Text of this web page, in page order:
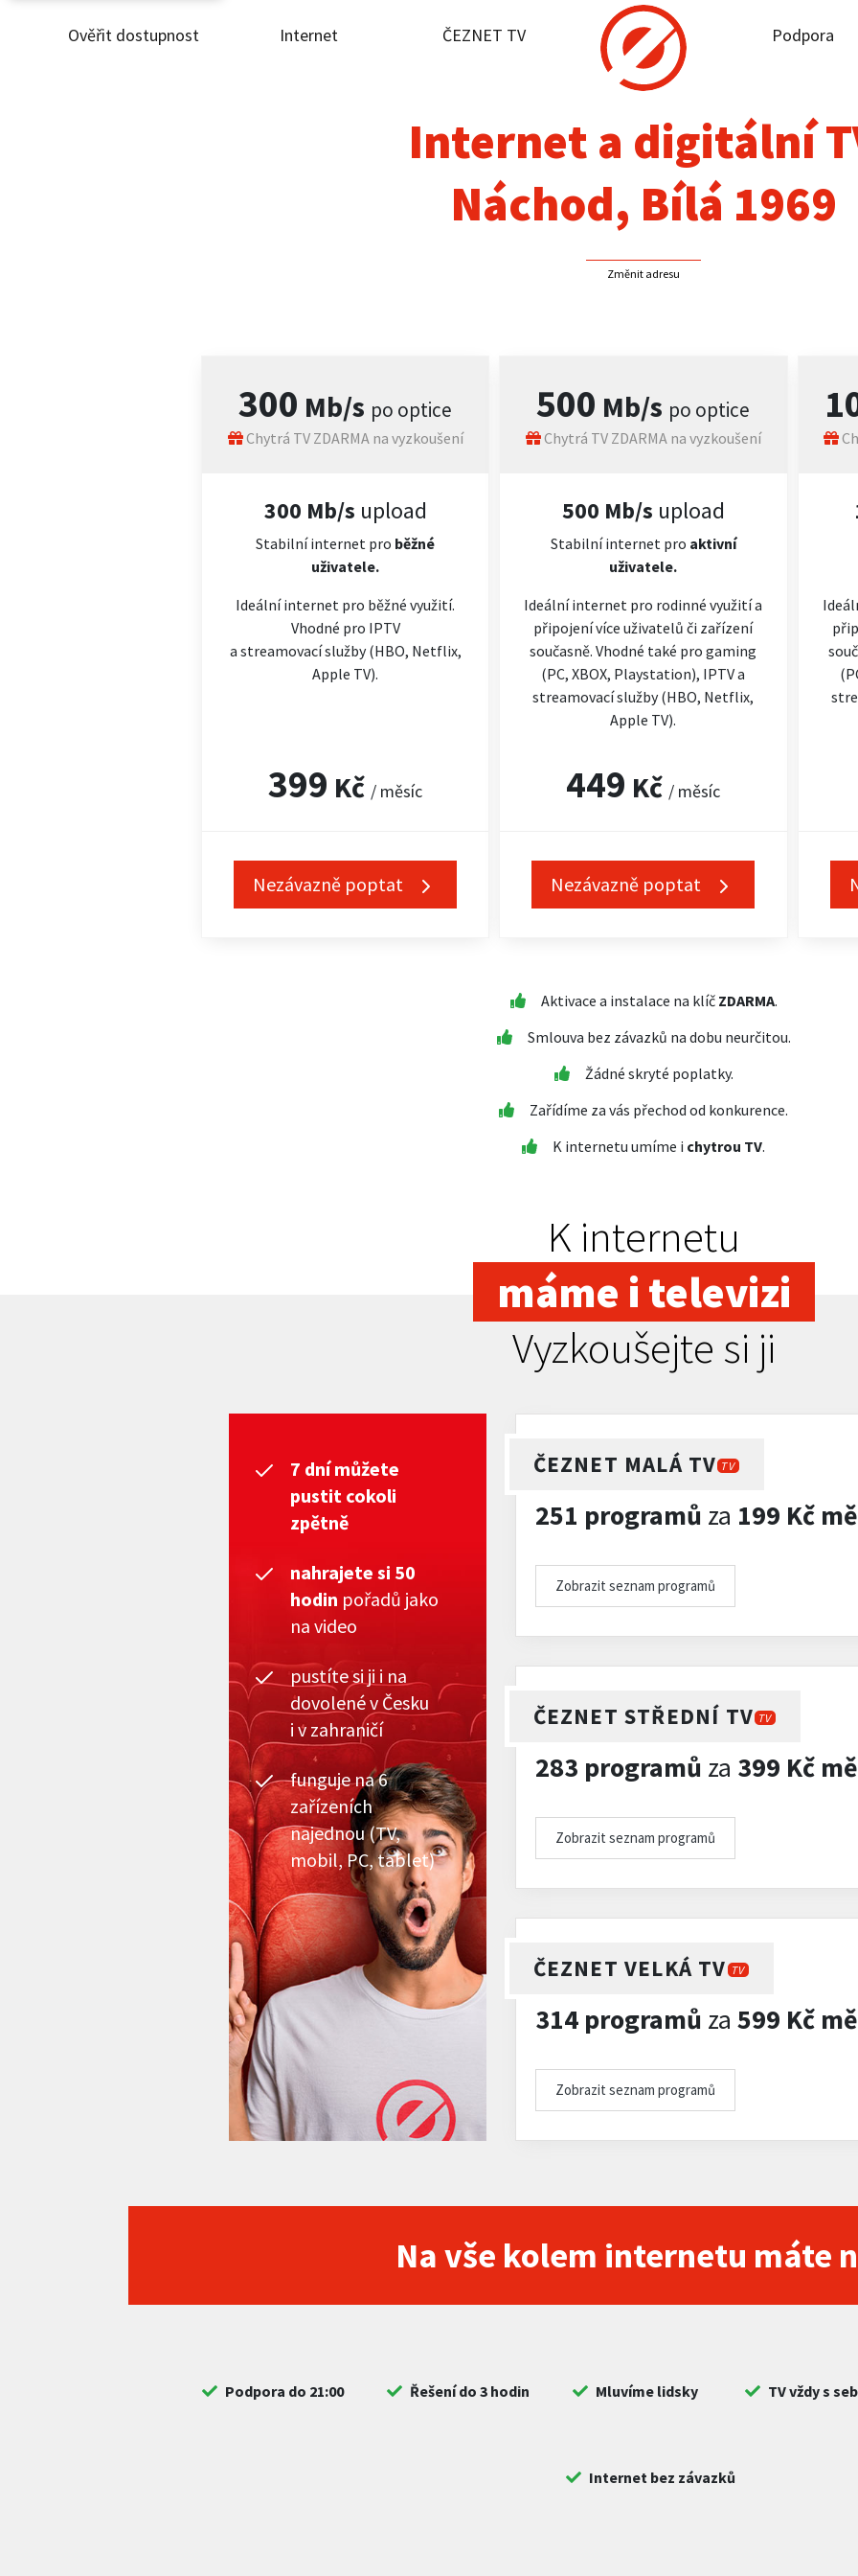
Ověřit dostupnost Internet ČEZNET TV Podpora
Internet
Internet a digitální
Náchod, Bílá 1969
Změnit adresu
300 Mb/s po optice
Chytrá TV ZDARMA na vyzkoušení
300 Mb/s upload
Stabilní internet pro běžné
uživatele.
Ideální internet pro běžné využití.
Vhodné pro IPTV
a streamovací služby (HBO, Netflix,
Apple TV).
399 Kč / měsíc
Nezávazně poptat
500 Mb/s po optice
Chytrá TV ZDARMA na vyzkoušení
500 Mb/s upload
Stabilní internet pro aktivní
uživatele.
Ideální internet pro rodinné využití a
připojení více uživatelů či zařízení
současně. Vhodné také pro gaming
(PC, XBOX, Playstation), IPTV a
streamovací služby (HBO, Netflix,
Apple TV).
449 Kč / měsíc
Nezávazně poptat
Aktivace a instalace na klíč ZDARMA.
Smlouva bez závazků na dobu neurčitou.
Žádné skryté poplatky.
Zařídíme za vás přechod od konkurence.
K internetu umíme i chytrou TV.
K internetu
máme i televizi
Vyzkoušejte si ji
7 dní můžete
pustit cokoli
zpětně
nahrajete si 50
hodin pořadů jako
na video
pustíte si ji i na
dovolené v Česku
i v zahraničí
funguje na 6
zařízeních
najednou (TV,
mobil, PC, tablet)
ČEZNET MALÁ TV TV
251 programů za 199 Kč
Zobrazit seznam programů
ČEZNET STŘEDNÍ TV TV
283 programů za 399 Kč
Zobrazit seznam programů
ČEZNET VELKÁ TV TV
314 programů za 599 Kč
Zobrazit seznam programů
Na vše kolem internetu máte
Podpora do 21:00 Řešení do 3 hodin Mluvíme lidsky TV vždy s
Internet bez závazků